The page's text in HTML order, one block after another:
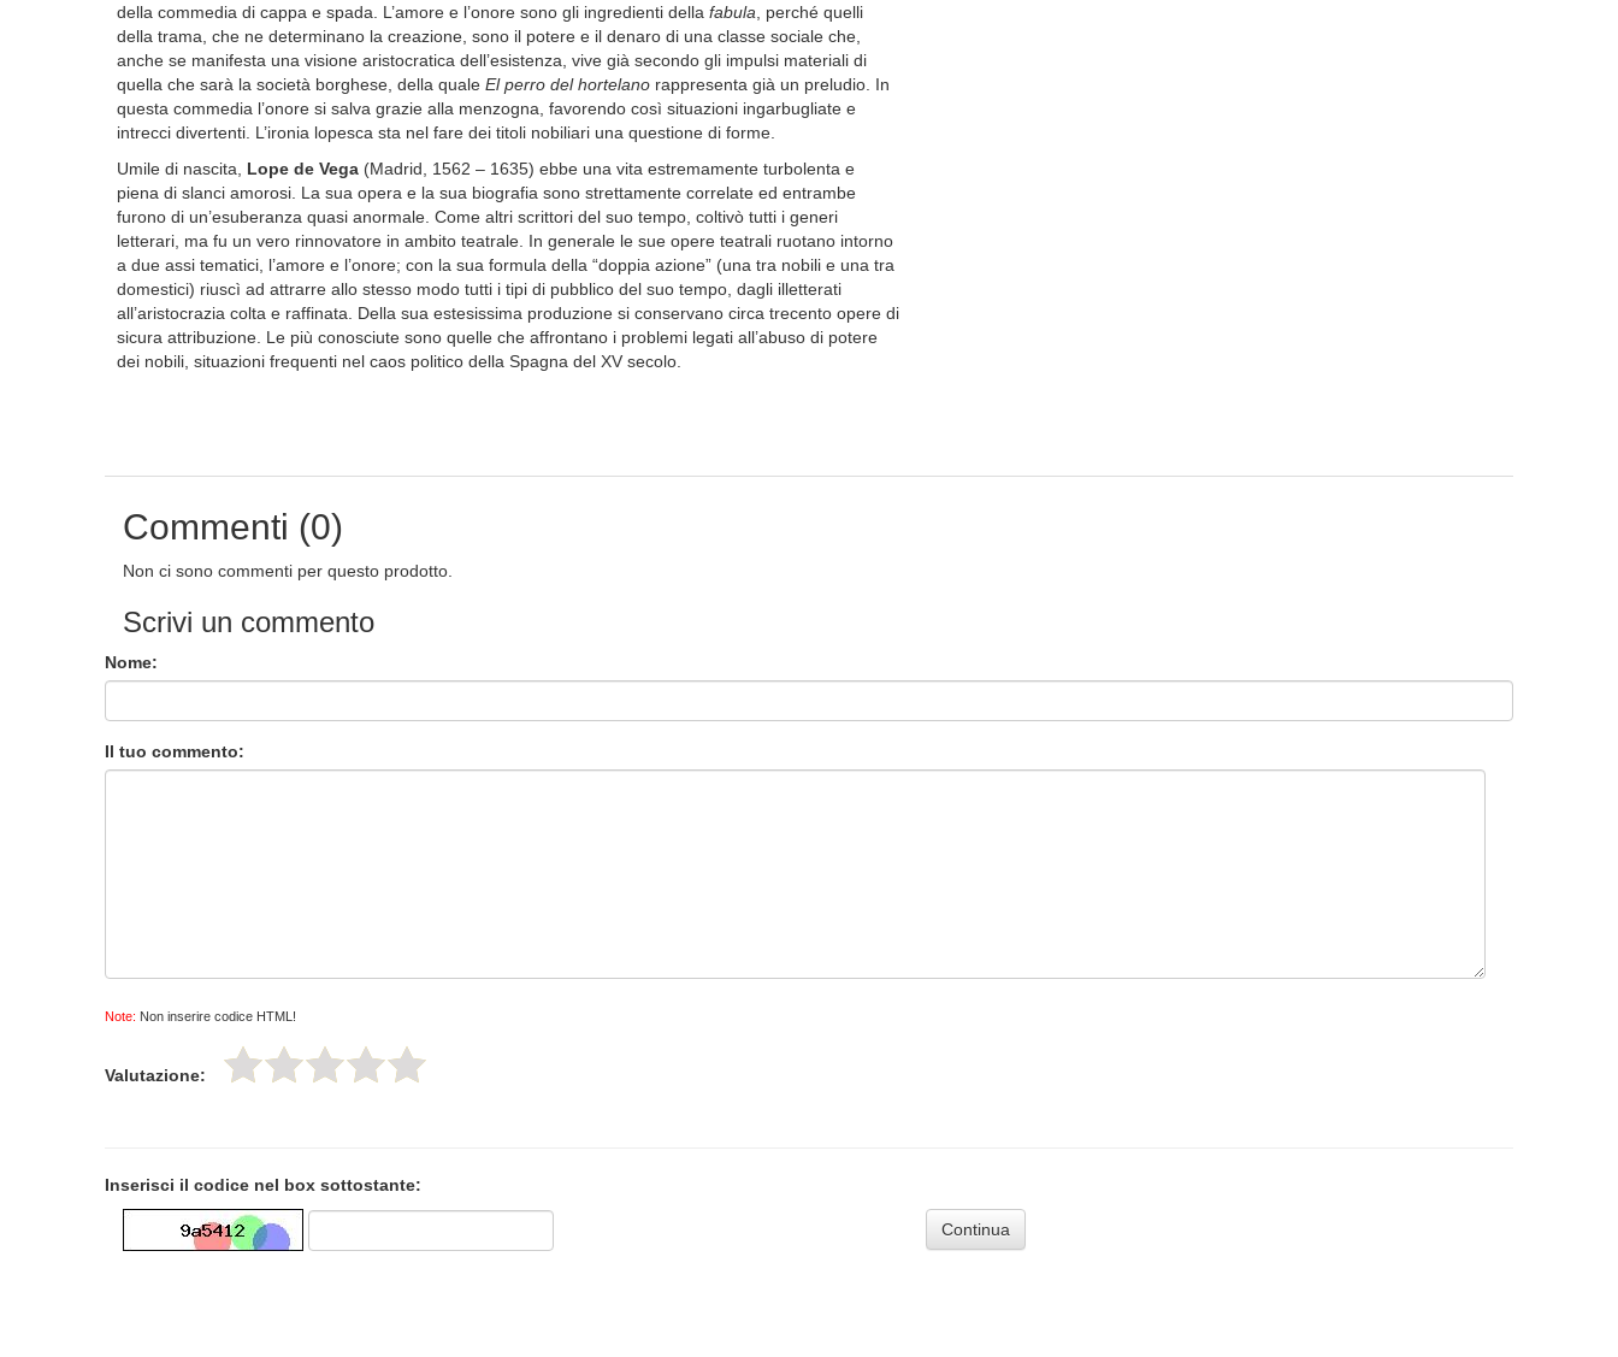
della commedia di cappa e spada. L’amore e l’onore sono gli ingredienti della fabula, perché quelli
della trama, che ne determinano la creazione, sono il potere e il denaro di una classe sociale che,
anche se manifesta una visione aristocratica dell’esistenza, vive già secondo gli impulsi materiali di
quella che sarà la società borghese, della quale El perro del hortelano rappresenta già un preludio. In
questa commedia l’onore si salva grazie alla menzogna, favorendo così situazioni ingarbugliate e
intrecci divertenti. L’ironia lopesca sta nel fare dei titoli nobiliari una questione di forme.
Umile di nascita, Lope de Vega (Madrid, 1562 – 1635) ebbe una vita estremamente turbolenta e
piena di slanci amorosi. La sua opera e la sua biografia sono strettamente correlate ed entrambe
furono di un’esuberanza quasi anormale. Come altri scrittori del suo tempo, coltivò tutti i generi
letterari, ma fu un vero rinnovatore in ambito teatrale. In generale le sue opere teatrali ruotano intorno
a due assi tematici, l’amore e l’onore; con la sua formula della “doppia azione” (una tra nobili e una tra
domestici) riuscì ad attrarre allo stesso modo tutti i tipi di pubblico del suo tempo, dagli illetterati
all’aristocrazia colta e raffinata. Della sua estesissima produzione si conservano circa trecento opere di
sicura attribuzione. Le più conosciute sono quelle che affrontano i problemi legati all’abuso di potere
dei nobili, situazioni frequenti nel caos politico della Spagna del XV secolo.
Commenti (0)
Non ci sono commenti per questo prodotto.
Scrivi un commento
Nome:
Il tuo commento:
Note: Non inserire codice HTML!
Valutazione:
Inserisci il codice nel box sottostante:
Continua